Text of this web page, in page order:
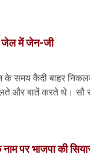
जेल में जेन-जी
समय कैदी बाहर
और बातें करते थे। सौ
पर भाजपा की